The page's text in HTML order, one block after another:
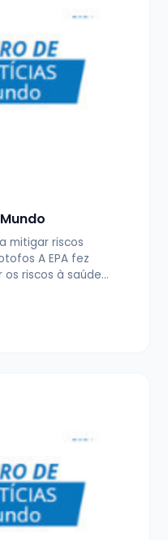
mitigar riscos
A EPA fez
riscos à saúde…